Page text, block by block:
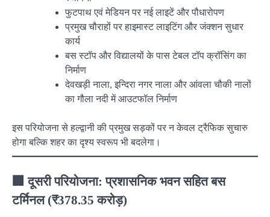
फुटपाथ एवं मेडियन पर नई लाइटें और पौधारोपण
प्रमुख चौराहों पर हाइमास्ट लाइटिंग और जंक्शन सुधार
कार्य
बस स्टॉप और विद्यालयों के पास टेबल टॉप क्रॉसिंग का
निर्माण
देवखड़ी नाला, इन्दिरा नगर नाला और आंवला चौकी नालों
का गौला नदी में आउटफॉल निर्माण
इस परियोजना से हल्द्वानी की प्रमुख सड़कों पर न केवल ट्रैफिक सुचारु
होगा बल्कि शहर का दृश्य स्वरूप भी बदलेगा।
🏢दूसरी परियोजना: प्रशासनिक भवन सहित बस
टर्मिनल (₹378.35 करोड़)